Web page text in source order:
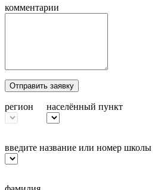
комментарии
Отправить заявку
регион населённый пункт
введите название или номер школы